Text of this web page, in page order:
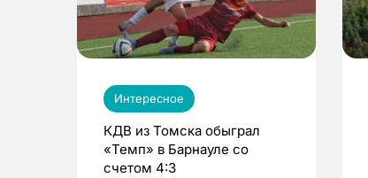
Интересное
КДВ из Томска обыграл
«Темп» в Барнауле со
счетом 4:3